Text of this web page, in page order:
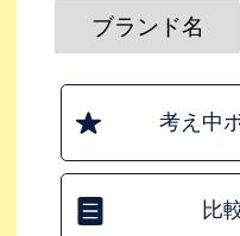
ブランド名
考え中
比